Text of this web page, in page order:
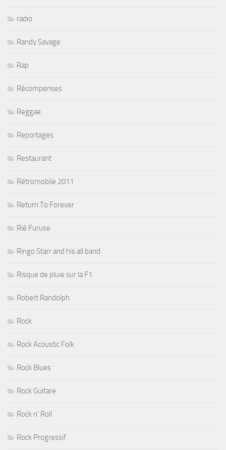
radio
Randy Savage
Rap
Récompenses
Reggae
Reportages
Restaurant
Rétromobile 2011
Return To Forever
Rié Furuse
Ringo Starr and his all band
Risque de pluie sur la F1
Robert Randolph
Rock
Rock Acoustic Folk
Rock Blues
Rock Guitare
Rock n' Roll
Rock Progressif